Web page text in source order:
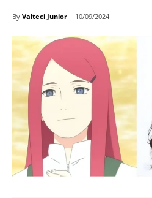
By Valteci Junior 10/09/2024